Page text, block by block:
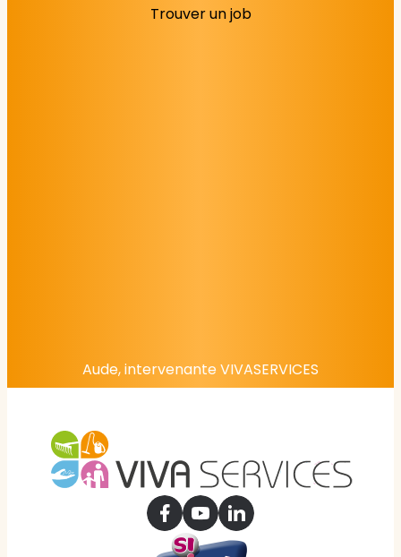
Trouver un job
Aude, intervenante VIVASERVICES